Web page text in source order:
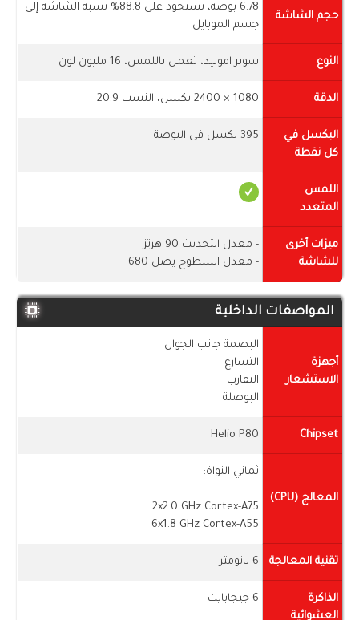
حجم الشاشة
6.78 بوصة، تستحوذ على 88.8% نسبة الشاشة إلى
جسم الموبايل
النوع سوبر اموليد، تعمل باللمس، 16 مليون لون
الدقة 1080 × 2400 بكسل، النسب 20:9
البكسل في
كل نقطة
395 بكسل فى البوصة
اللمس
المتعدد
ميزات أخرى
للشاشة
- معدل التحديث 90 هرتز
- معدل السطوح يصل 680
المواصفات الداخلية
أجهزة
الاستشعار
البصمة جانب الجوال
التسارع
التقارب
البوصلة
Chipset
Helio P80
المعالج (CPU)
ثماني النواة:
2x2.0 GHz Cortex-A75
6x1.8 GHz Cortex-A55
تقنية المعالجة 6 نانومتر
الذاكرة
العشوائية
6 جيجابايت